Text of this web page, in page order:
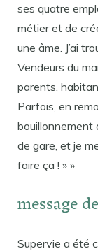
ses quatre
métier et de
une âme. J’ai
Vendeurs du
parents,
Parfois, en
bouillonnement
de gare, et je
faire ça ! » »
message
Supervie a été